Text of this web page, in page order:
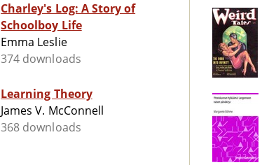
Charley's Log: A Story of
Schoolboy Life
Emma Leslie
374 downloads
Learning Theory
James V. McConnell
368 downloads